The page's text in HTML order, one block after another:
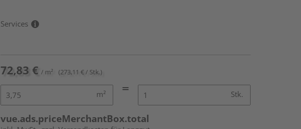
Services
72,83 € / m² (273,11 € / Stk.)
m² Stk.
vue.ads.priceMerchantBox.total